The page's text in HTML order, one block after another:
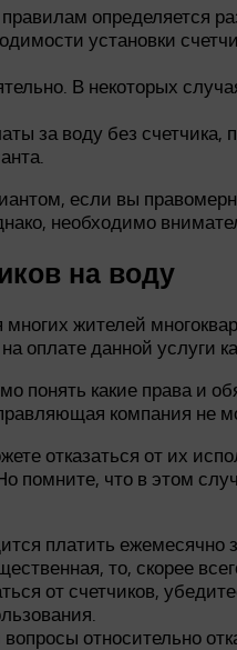
определяется
установки
В некоторых
за воду без
если вы
необходимо
на воду
жителей
оплате данной услуги
понять какие права и
компания не
отказаться от их
помните, что в этом
платить
то, скорее
от счетчиков,
относительно